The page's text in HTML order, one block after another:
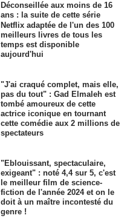
Déconseillée aux moins de 16
ans : la suite de cette série
Netflix adaptée de l'un des 100
meilleurs livres de tous les
temps est disponible
aujourd'hui
"J'ai craqué complet, mais elle,
pas du tout" : Gad Elmaleh est
tombé amoureux de cette
actrice iconique en tournant
cette comédie aux 2 millions de
spectateurs
"Eblouissant, spectaculaire,
exigeant" : noté 4,4 sur 5, c'est
le meilleur film de science-
fiction de l'année 2024 et on le
doit à un maître incontesté du
genre !